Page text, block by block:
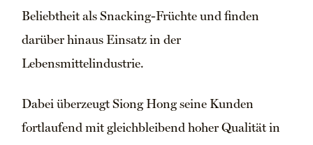
Beliebtheit als Snacking-Früchte und finden
darüber hinaus Einsatz in der
Lebensmittelindustrie.
Dabei überzeugt Siong Hong seine Kunden
fortlaufend mit gleichbleibend hoher Qualität in